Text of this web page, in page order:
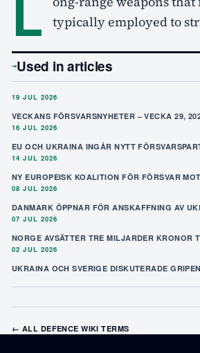
L
typically employed to
→Used in articles
19 JUL 2026
VECKANS FÖRSVARSNYHETER – VECKA 29,
16 JUL 2026
EU OCH UKRAINA INGÅR NYTT
14 JUL 2026
NY EUROPEISK KOALITION FÖR FÖRSVAR
08 JUL 2026
DANMARK ÖPPNAR FÖR ANSKAFFNING AV
07 JUL 2026
NORGE AVSÄTTER TRE MILJARDER KRONOR
02 JUL 2026
UKRAINA OCH SVERIGE DISKUTERADE
← ALL DEFENCE WIKI TERMS